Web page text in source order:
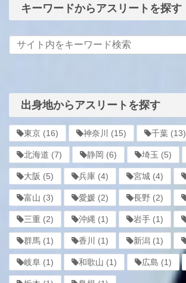
キーワードからアスリートを探す
出身地からアスリートを探す
東京 (16) 神奈川 (15) 千葉 (13)
北海道 (7) 静岡 (6) 埼玉 (5)
大阪 (5) 兵庫 (4) 宮城 (4)
富山 (3) 愛媛 (2) 長野 (2)
三重 (2) 沖縄 (1) 岩手 (1)
群馬 (1) 香川 (1) 新潟 (1)
岐阜 (1) 和歌山 (1) 広島 (1)